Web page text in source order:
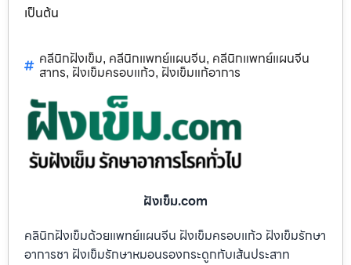
เป็นต้น
คลีนิกฝังเข็ม, คลีนิกแพทย์แผนจีน, คลีนิกแพทย์แผนจีน
สาทร, ฝังเข็มครอบแก้ว, ฝังเข็มแก้อาการ
ฝังเข็ม.com
คลินิกฝังเข็มด้วยแพทย์แผนจีน ฝังเข็มครอบแก้ว ฝังเข็มรักษา
อาการชา ฝังเข็มรักษาหมอนรองกระดูกทับเส้นประสาท